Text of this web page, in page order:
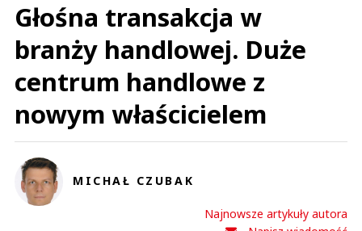
Głośna transakcja w
branży handlowej. Duże
centrum handlowe z
nowym właścicielem
MICHAŁ CZUBAK
Najnowsze artykuły autora